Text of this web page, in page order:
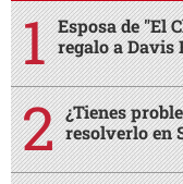
Esposa de "El
regalo a
¿Tienes
resolverlo en